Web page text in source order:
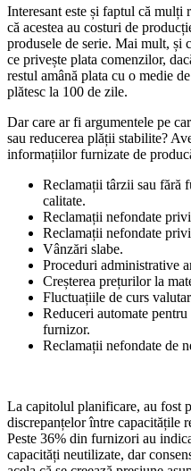
Interesant este și faptul că mulți
că acestea au costuri de
produsele de serie. Mai mult, și
ce privește plata comenzilor,
restul amână plata cu o medie
plătesc la 100 de zile.
Dar care ar fi argumentele pe
sau reducerea plății stabilite?
informațiilor furnizate de
Reclamații târzii sau fără
calitate.
Reclamații nefondate
Reclamații nefondate
Vânzări slabe.
Proceduri administrative
Creșterea prețurilor la
Fluctuațiile de curs
Reduceri automate
furnizor.
Reclamații nefondate de
La capitolul planificare, au fost
discrepanțelor între capacitățile
Peste 36% din furnizori au
capacități neutilizate, dar